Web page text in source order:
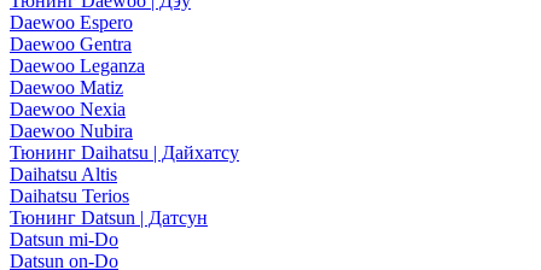
Daewoo Espero
Daewoo Gentra
Daewoo Leganza
Daewoo Matiz
Daewoo Nexia
Daewoo Nubira
Тюнинг Daihatsu | Дайхатсу
Daihatsu Altis
Daihatsu Terios
Тюнинг Datsun | Датсун
Datsun mi-Do
Datsun on-Do